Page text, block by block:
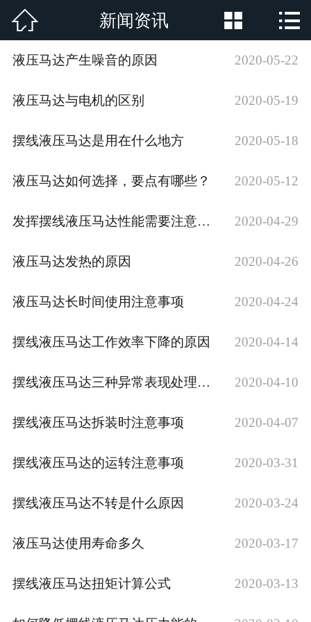
网站首页
行业新闻
在线留言
联系我们
 新闻资讯  
液压马达产生噪音的原因 2020-05-22
液压马达与电机的区别 2020-05-19
摆线液压马达是用在什么地方 2020-05-18
液压马达如何选择，要点有哪些？ 2020-05-12
发挥摆线液压马达性能需要注意三点 2020-04-29
液压马达发热的原因 2020-04-26
液压马达长时间使用注意事项 2020-04-24
摆线液压马达工作效率下降的原因 2020-04-14
摆线液压马达三种异常表现处理办法 2020-04-10
摆线液压马达拆装时注意事项 2020-04-07
摆线液压马达的运转注意事项 2020-03-31
摆线液压马达不转是什么原因 2020-03-24
液压马达使用寿命多久 2020-03-17
摆线液压马达扭矩计算公式 2020-03-13